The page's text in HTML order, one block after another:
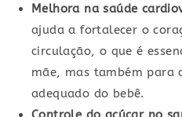
Melhora na saúde
ajuda a fortalecer o
circulação, o que é
mãe, mas também para
adequado do bebê.